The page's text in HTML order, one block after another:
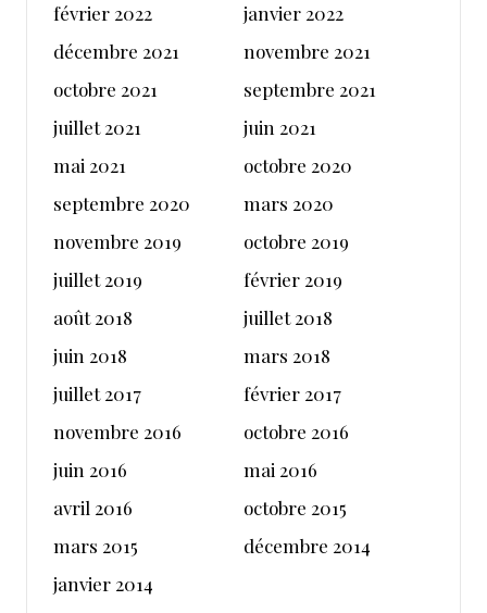
février 2022
janvier 2022
décembre 2021
novembre 2021
octobre 2021
septembre 2021
juillet 2021
juin 2021
mai 2021
octobre 2020
septembre 2020
mars 2020
novembre 2019
octobre 2019
juillet 2019
février 2019
août 2018
juillet 2018
juin 2018
mars 2018
juillet 2017
février 2017
novembre 2016
octobre 2016
juin 2016
mai 2016
avril 2016
octobre 2015
mars 2015
décembre 2014
janvier 2014